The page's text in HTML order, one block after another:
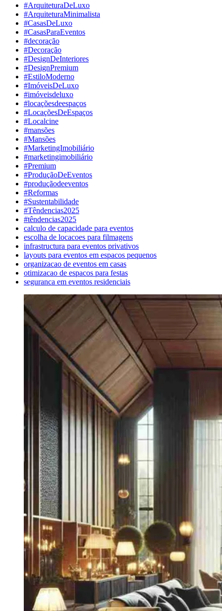
#ArquiteturaDeLuxo
#ArquiteturaMinimalista
#CasasDeLuxo
#CasasParaEventos
#decoração
#Decoração
#DesignDeInteriores
#DesignPremium
#EstiloModerno
#ImóveisDeLuxo
#imóveisdeluxo
#locaçõesdeespaços
#LocaçõesDeEspaços
#Localcine
#mansões
#Mansões
#MarketingImobiliário
#marketingimobiliário
#Premium
#ProduçãoDeEventos
#produçãodeeventos
#Reformas
#Sustentabilidade
#Têndencias2025
#têndencias2025
calculo de capacidade para eventos
escolha de locacoes para filmagens
infrastructura para eventos privativos
layouts para eventos em espacos pequenos
organizacao de eventos em casas
otimizacao de espacos para festas
seguranca em eventos residenciais